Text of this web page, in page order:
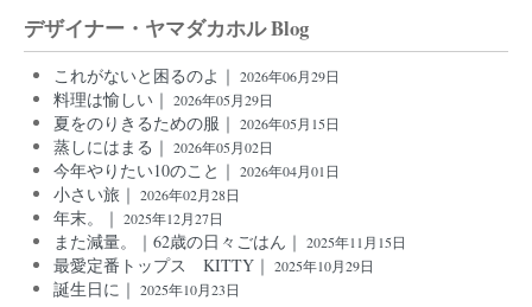
デザイナー・ヤマダカホル Blog
これがないと困るのよ｜ 2026年06月29日
料理は愉しい｜ 2026年05月29日
夏をのりきるための服｜ 2026年05月15日
蒸しにはまる｜ 2026年05月02日
今年やりたい10のこと｜ 2026年04月01日
小さい旅｜ 2026年02月28日
年末。｜ 2025年12月27日
また減量。｜62歳の日々ごはん｜ 2025年11月15日
最愛定番トップス KITTY｜ 2025年10月29日
誕生日に｜ 2025年10月23日